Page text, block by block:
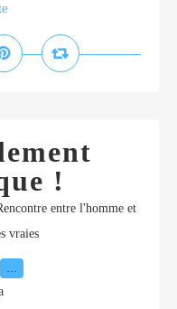
!
entre l'homme et
vraies
…